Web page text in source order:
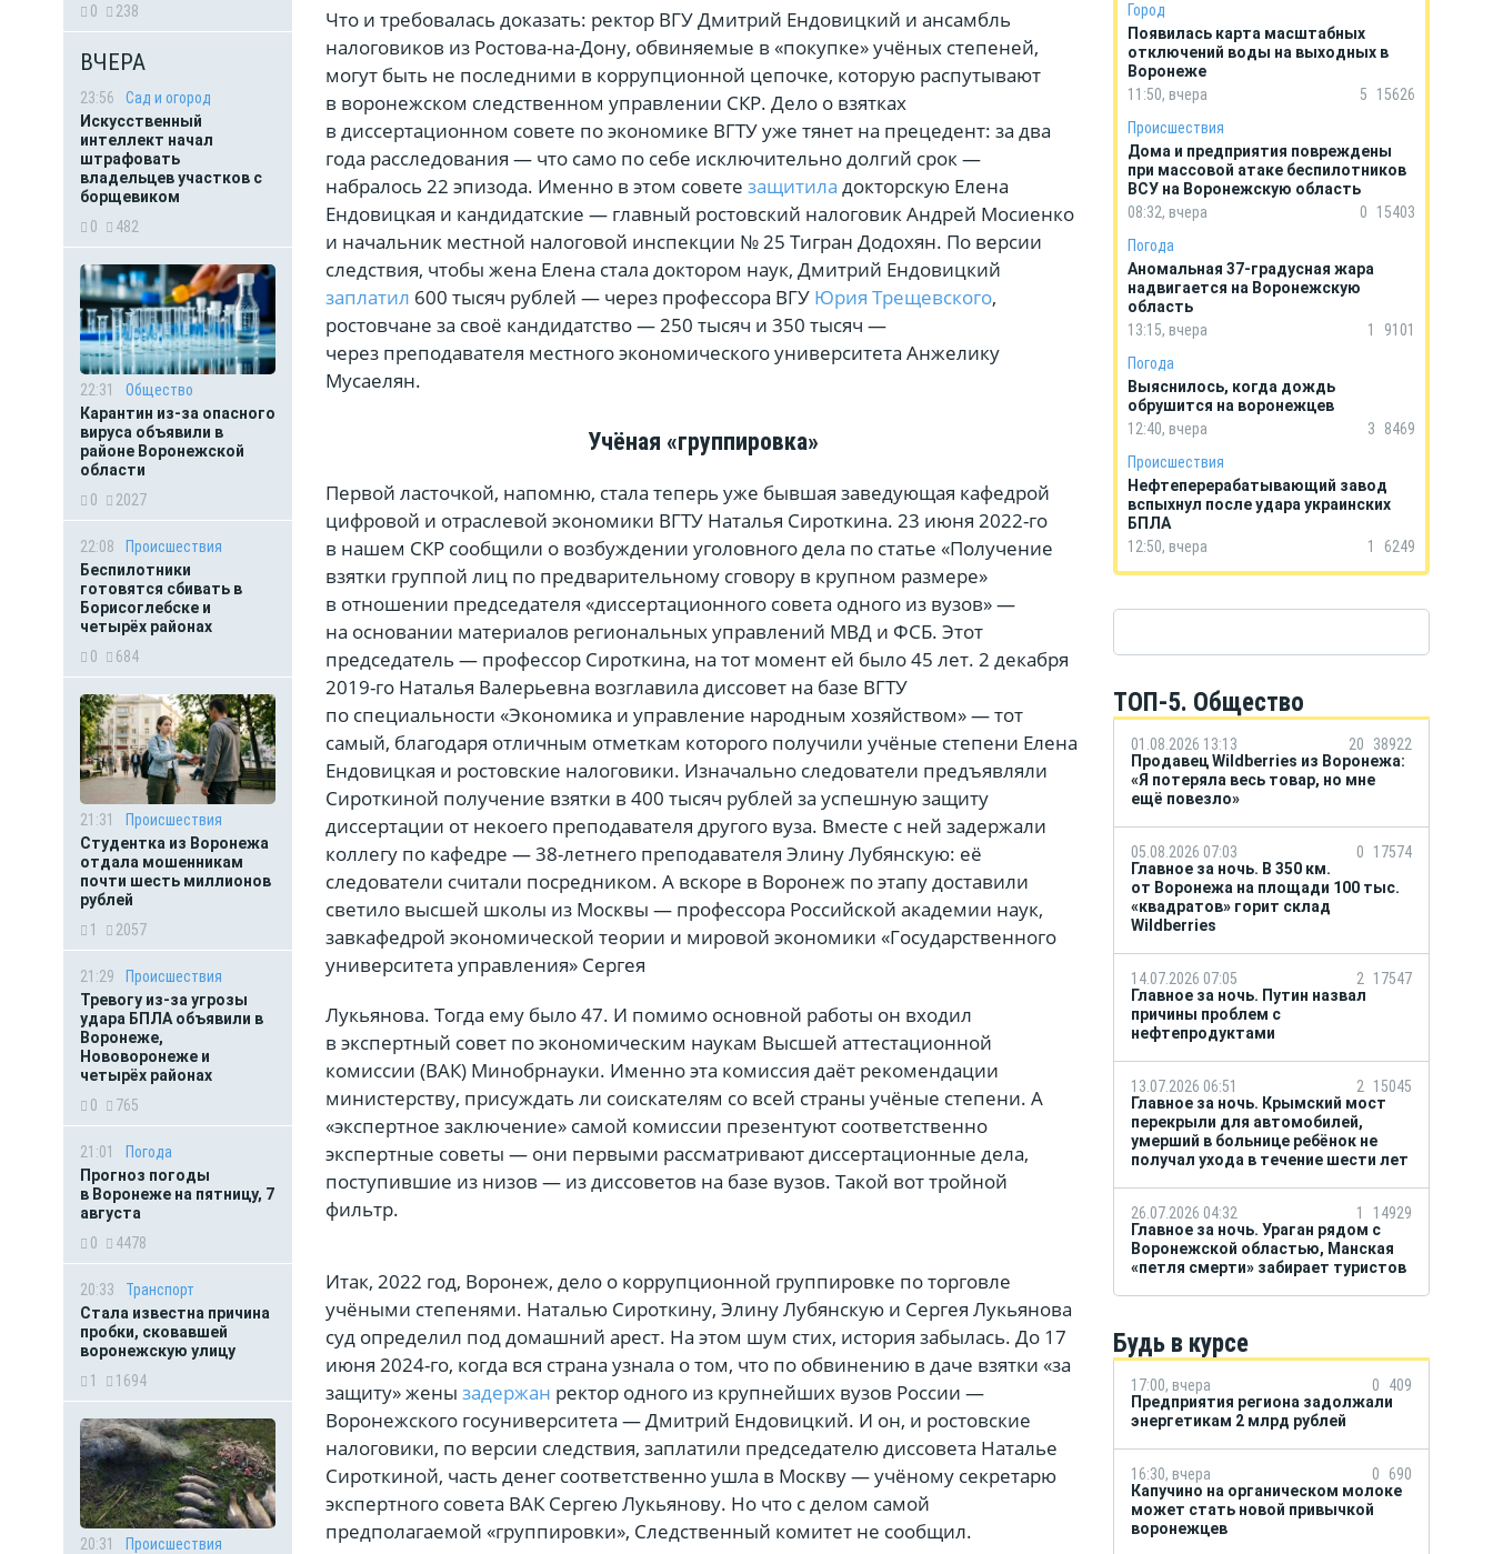
0
238
ВЧЕРА
23:56
Сад и огород
Искусственный
интеллект начал
штрафовать
владельцев участков с
борщевиком
0
482
22:31
Общество
Карантин из-за опасного
вируса объявили в
районе Воронежской
области
0
2027
22:08
Происшествия
Беспилотники
готовятся сбивать в
Борисоглебске и
четырёх районах
0
684
21:31
Происшествия
Студентка из Воронежа
отдала мошенникам
почти шесть миллионов
рублей
1
2057
21:29
Происшествия
Тревогу из-за угрозы
удара БПЛА объявили в
Воронеже,
Нововоронеже и
четырёх районах
0
765
21:01
Погода
Прогноз погоды
в Воронеже на пятницу, 7
августа
0
4478
20:33
Транспорт
Стала известна причина
пробки, сковавшей
воронежскую улицу
1
1694
20:31
Происшествия
Что и требовалась доказать: ректор ВГУ Дмитрий Ендовицкий и ансамбль
налоговиков из Ростова-на-Дону, обвиняемые в «покупке» учёных степеней,
могут быть не последними в коррупционной цепочке, которую распутывают
в воронежском следственном управлении СКР. Дело о взятках
в диссертационном совете по экономике ВГТУ уже тянет на прецедент: за два
года расследования — что само по себе исключительно долгий срок —
набралось 22 эпизода. Именно в этом совете защитила докторскую Елена
Ендовицкая и кандидатские — главный ростовский налоговик Андрей Мосиенко
и начальник местной налоговой инспекции № 25 Тигран Додохян. По версии
следствия, чтобы жена Елена стала доктором наук, Дмитрий Ендовицкий
заплатил 600 тысяч рублей — через профессора ВГУ Юрия Трещевского,
ростовчане за своё кандидатство — 250 тысяч и 350 тысяч —
через преподавателя местного экономического университета Анжелику
Мусаелян.
Учёная «группировка»
Первой ласточкой, напомню, стала теперь уже бывшая заведующая кафедрой
цифровой и отраслевой экономики ВГТУ Наталья Сироткина. 23 июня 2022-го
в нашем СКР сообщили о возбуждении уголовного дела по статье «Получение
взятки группой лиц по предварительному сговору в крупном размере»
в отношении председателя «диссертационного совета одного из вузов» —
на основании материалов региональных управлений МВД и ФСБ. Этот
председатель — профессор Сироткина, на тот момент ей было 45 лет. 2 декабря
2019-го Наталья Валерьевна возглавила диссовет на базе ВГТУ
по специальности «Экономика и управление народным хозяйством» — тот
самый, благодаря отличным отметкам которого получили учёные степени Елена
Ендовицкая и ростовские налоговики. Изначально следователи предъявляли
Сироткиной получение взятки в 400 тысяч рублей за успешную защиту
диссертации от некоего преподавателя другого вуза. Вместе с ней задержали
коллегу по кафедре — 38-летнего преподавателя Элину Лубянскую: её
следователи считали посредником. А вскоре в Воронеж по этапу доставили
светило высшей школы из Москвы — профессора Российской академии наук,
завкафедрой экономической теории и мировой экономики «Государственного
университета управления» Сергея
Лукьянова. Тогда ему было 47. И помимо основной работы он входил
в экспертный совет по экономическим наукам Высшей аттестационной
комиссии (ВАК) Минобрнауки. Именно эта комиссия даёт рекомендации
министерству, присуждать ли соискателям со всей страны учёные степени. А
«экспертное заключение» самой комиссии презентуют соответственно
экспертные советы — они первыми рассматривают диссертационные дела,
поступившие из низов — из диссоветов на базе вузов. Такой вот тройной
фильтр.
Итак, 2022 год, Воронеж, дело о коррупционной группировке по торговле
учёными степенями. Наталью Сироткину, Элину Лубянскую и Сергея Лукьянова
суд определил под домашний арест. На этом шум стих, история забылась. До 17
июня 2024-го, когда вся страна узнала о том, что по обвинению в даче взятки «за
защиту» жены задержан ректор одного из крупнейших вузов России —
Воронежского госуниверситета — Дмитрий Ендовицкий. И он, и ростовские
налоговики, по версии следствия, заплатили председателю диссовета Наталье
Сироткиной, часть денег соответственно ушла в Москву — учёному секретарю
экспертного совета ВАК Сергею Лукьянову. Но что с делом самой
предполагаемой «группировки», Следственный комитет не сообщил.
Город
Появилась карта масштабных
отключений воды на выходных в
Воронеже
11:50, вчера
5
15626
Происшествия
Дома и предприятия повреждены
при массовой атаке беспилотников
ВСУ на Воронежскую область
08:32, вчера
0
15403
Погода
Аномальная 37-градусная жара
надвигается на Воронежскую
область
13:15, вчера
1
9101
Погода
Выяснилось, когда дождь
обрушится на воронежцев
12:40, вчера
3
8469
Происшествия
Нефтеперерабатывающий завод
вспыхнул после удара украинских
БПЛА
12:50, вчера
1 6249
ТОП-5. Общество
01.08.2026 13:13 20
38922
Продавец Wildberries из Воронежа:
«Я потеряла весь товар, но мне
ещё повезло»
05.08.2026 07:03 0
17574
Главное за ночь. В 350 км.
от Воронежа на площади 100 тыс.
«квадратов» горит склад
Wildberries
14.07.2026 07:05 2
17547
Главное за ночь. Путин назвал
причины проблем с
нефтепродуктами
13.07.2026 06:51 2
15045
Главное за ночь. Крымский мост
перекрыли для автомобилей,
умерший в больнице ребёнок не
получал ухода в течение шести лет
26.07.2026 04:32 1
14929
Главное за ночь. Ураган рядом с
Воронежской областью, Манская
«петля смерти» забирает туристов
Будь в курсе
17:00, вчера 0
409
Предприятия региона задолжали
энергетикам 2 млрд рублей
16:30, вчера 0
690
Капучино на органическом молоке
может стать новой привычкой
воронежцев